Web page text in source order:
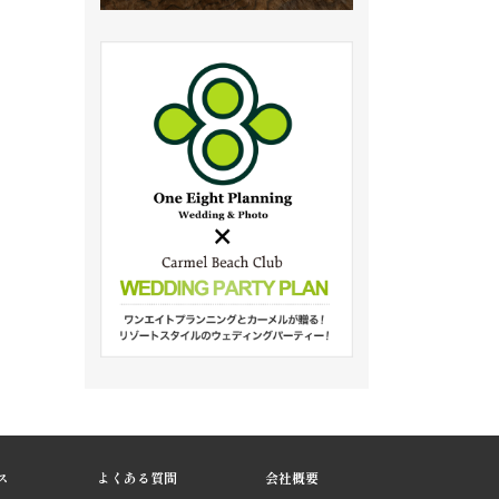
よくある質問 会社概要